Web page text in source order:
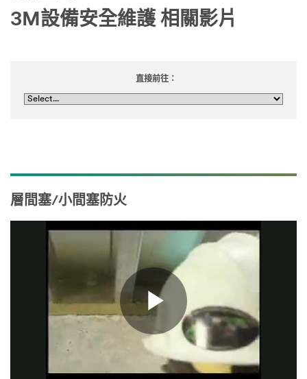
3M設備安全維護 相關影片
直接前往：
層間塞/小間塞防火
Play